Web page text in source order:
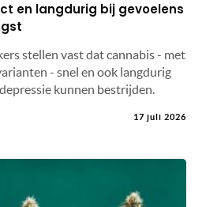
en langdurig bij gevoelens
stellen vast dat cannabis - met
- snel en ook langdurig
kunnen bestrijden.
17 juli 2026